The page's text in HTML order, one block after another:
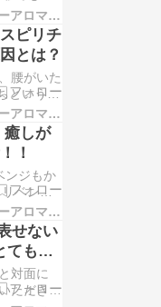
当たり
なくな
ですの
の腰の姿
、小さい
、３つ
【横浜】エンパシーアロマ予報&アロマ講座
ピリチ
とは？
腰がいた
という方
全国に
）が腰
歩行だ
しきれて
負担がか
回は、
【横浜】エンパシーアロマ予報&アロマ講座
癒しが
！
ンジもか
ベンジ
ーが 体
とができ
チリ晴
満喫でき
くの
綺麗です
【横浜】エンパシーアロマ予報&アロマ講座
せない
ても安
対面に
ただきま